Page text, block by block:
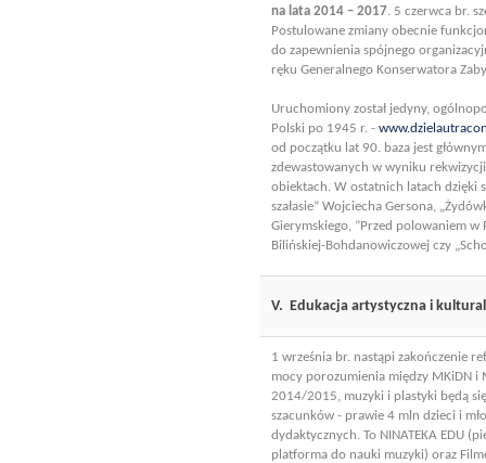
na lata 2014 – 2017. 5 czerwca br.
Postulowane zmiany obecnie
do zapewnienia spójnego
ręku Generalnego Konserwatora
Uruchomiony został jedyny,
Polski po 1945 r. -
od początku lat 90. baza jest
zdewastowanych w wyniku
obiektach. W ostatnich latach dzięki
szałasie” Wojciecha Gersona,
Gierymskiego, ”Przed polowaniem w
Bilińskiej-Bohdanowiczowej czy
V. Edukacja artystyczna i
1 września br. nastąpi zakończenie
mocy porozumienia między MKiDN i
2014/2015, muzyki i plastyki będą
szacunków - prawie 4 mln dzieci i
dydaktycznych. To NINATEKA EDU
platforma do nauki muzyki) oraz